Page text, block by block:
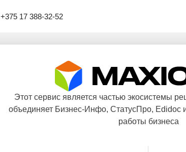
+375 17 388-32-52
Этот сервис является частью экосистемы
объединяет Бизнес-Инфо, СтатусПро, Edidoc
работы бизнеса